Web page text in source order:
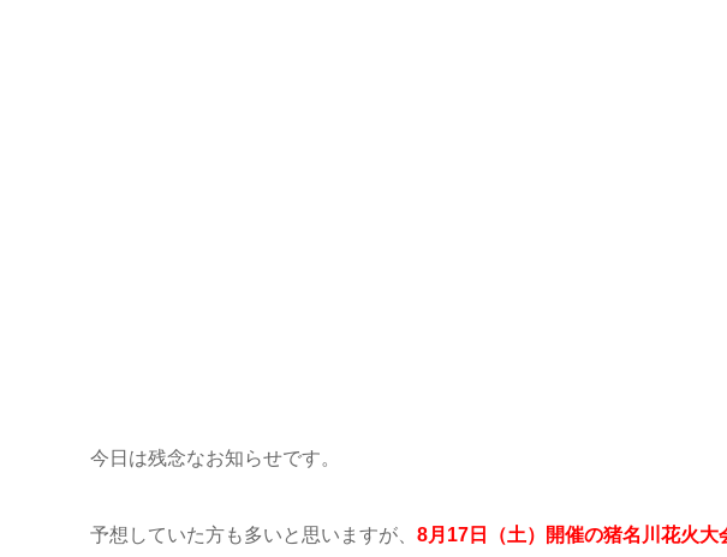
今日は残念なお知らせです。
予想していた方も多いと思いますが、 8月17日（土）開催の猪名川花火大